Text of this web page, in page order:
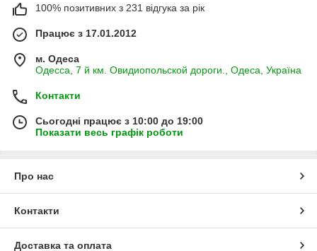
100% позитивних з 231 відгука за рік
Працює з 17.01.2012
м. Одеса
Одесса, 7 й км. Овидиопольской дороги., Одеса, Україна
Контакти
Сьогодні працює з 10:00 до 19:00
Показати весь графік роботи
Про нас
Контакти
Доставка та оплата